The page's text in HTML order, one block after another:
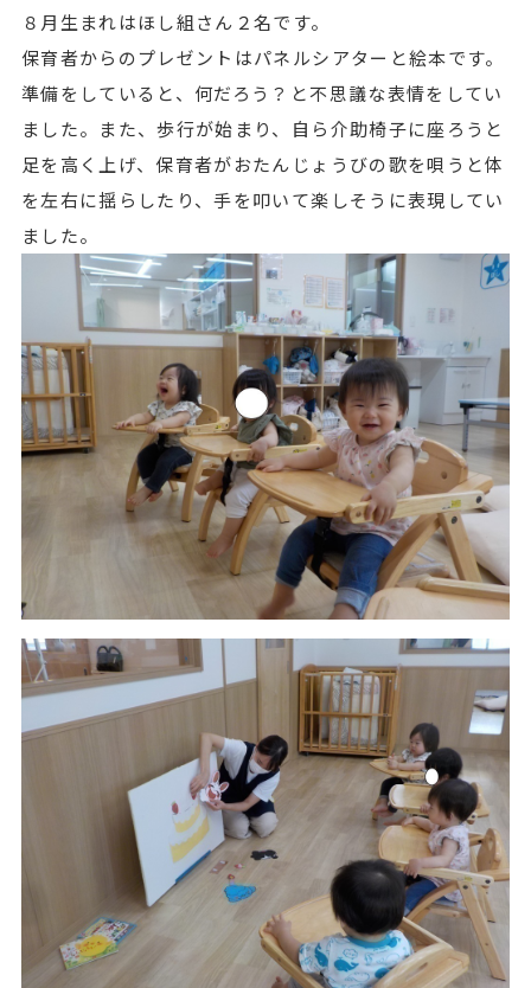
８月生まれはほし組さん２名です。
保育者からのプレゼントはパネルシアターと絵本です。
準備をしていると、何だろう？と不思議な表情をしてい
ました。また、歩行が始まり、自ら介助椅子に座ろうと
足を高く上げ、保育者がおたんじょうびの歌を唄うと体
を左右に揺らしたり、手を叩いて楽しそうに表現してい
ました。